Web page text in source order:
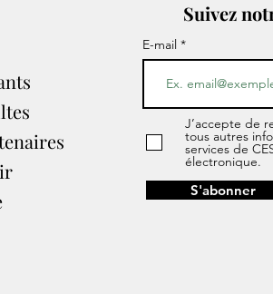
Suivez
E-mail
J’accepte de
tous autres
services de
électronique.
S'abonner